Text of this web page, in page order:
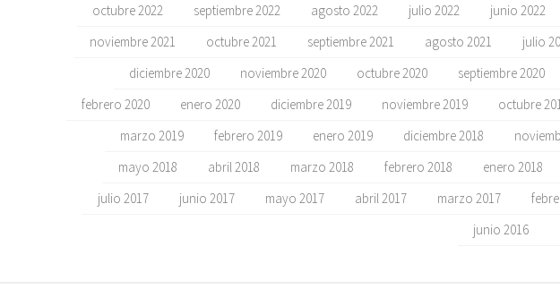
octubre 2022
septiembre 2022 agosto 2022 julio 2022 junio 2022
noviembre 2021
octubre 2021 septiembre 2021 agosto 2021 julio
diciembre 2020
noviembre 2020 octubre 2020 septiembre 2020
febrero 2020
enero 2020 diciembre 2019 noviembre 2019 octubre
marzo 2019
febrero 2019 enero 2019 diciembre 2018
mayo 2018
abril 2018 marzo 2018 febrero 2018 enero 2018
julio 2017
junio 2017 mayo 2017 abril 2017 marzo 2017
junio 2016